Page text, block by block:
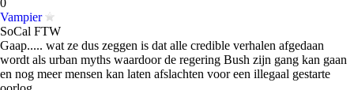
0
Vampier
SoCal FTW
Gaap..... wat ze dus zeggen is dat alle credible verhalen afgedaan
wordt als urban myths waardoor de regering Bush zijn gang kan gaan
en nog meer mensen kan laten afslachten voor een illegaal gestarte